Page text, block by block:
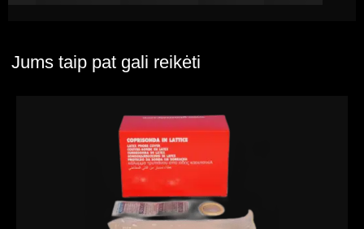
Jums taip pat gali reikėti